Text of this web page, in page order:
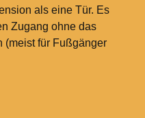
als eine Tür. Es
Zugang ohne das
(meist für Fußgänger